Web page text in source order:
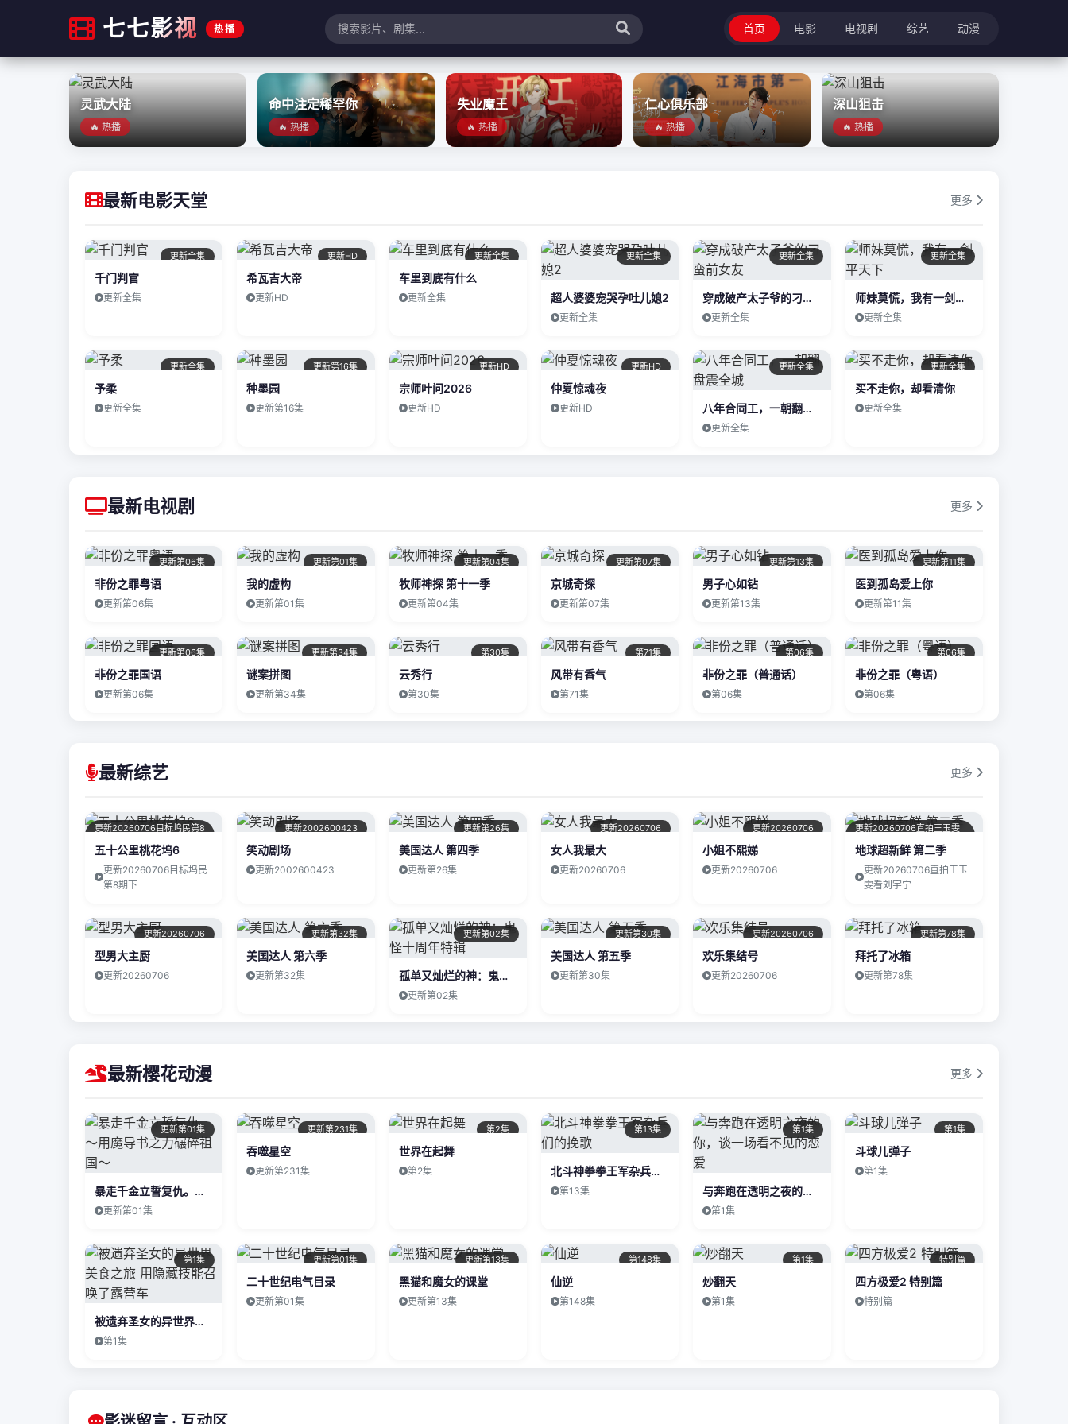
七七影视 热播 首页 电影 电视剧 综艺 动漫
灵武大陆
🔥 热播
命中注定稀罕你
🔥 热播
失业魔王
🔥 热播
仁心俱乐部
🔥 热播
深山狙击
🔥 热播
最新电影天堂 更多
更新全集
千门判官
更新全集
更新HD
希瓦吉大帝
更新HD
更新全集
车里到底有什么
更新全集
更新全集
超人婆婆宠哭孕吐儿媳2
更新全集
更新全集
穿成破产太子爷的刁蛮前女友
更新全集
更新全集
师妹莫慌，我有一剑平天下
更新全集
更新全集
予柔
更新全集
更新第16集
种墨园
更新第16集
更新HD
宗师叶问2026
更新HD
更新HD
仲夏惊魂夜
更新HD
更新全集
八年合同工，一朝翻盘震全城
更新全集
更新全集
买不走你，却看清你
更新全集
最新电视剧 更多
更新第06集
非份之罪粤语
更新第06集
更新第01集
我的虚构
更新第01集
更新第04集
牧师神探 第十一季
更新第04集
更新第07集
京城奇探
更新第07集
更新第13集
男子心如钻
更新第13集
更新第11集
医到孤岛爱上你
更新第11集
更新第06集
非份之罪国语
更新第06集
更新第34集
谜案拼图
更新第34集
第30集
云秀行
第30集
第71集
风带有香气
第71集
第06集
非份之罪（普通话）
第06集
第06集
非份之罪（粤语）
第06集
最新综艺 更多
更新20260706目标坞民第8
期下
五十公里桃花坞6
更新20260706目标坞民
第8期下
更新2002600423
笑动剧场
更新2002600423
更新第26集
美国达人 第四季
更新第26集
更新20260706
女人我最大
更新20260706
更新20260706
小姐不熙娣
更新20260706
更新20260706直拍王玉雯
看刘宇宁
地球超新鲜 第二季
更新20260706直拍王玉
雯看刘宇宁
更新20260706
型男大主厨
更新20260706
更新第32集
美国达人 第六季
更新第32集
更新第02集
孤单又灿烂的神：鬼怪十周年特辑
更新第02集
更新第30集
美国达人 第五季
更新第30集
更新20260706
欢乐集结号
更新20260706
更新第78集
拜托了冰箱
更新第78集
最新樱花动漫 更多
更新第01集
暴走千金立誓复仇。～用魔导书之力碾碎祖国～
更新第01集
更新第231集
吞噬星空
更新第231集
第2集
世界在起舞
第2集
第13集
北斗神拳拳王军杂兵们的挽歌
第13集
第1集
与奔跑在透明之夜的你，谈一场看不见的恋爱
第1集
第1集
斗球儿弹子
第1集
第1集
被遗弃圣女的异世界美食之旅 用隐藏技能召唤了露营车
第1集
更新第01集
二十世纪电气目录
更新第01集
更新第13集
黑猫和魔女的课堂
更新第13集
第148集
仙逆
第148集
第1集
炒翻天
第1集
特别篇
四方极爱2 特别篇
特别篇